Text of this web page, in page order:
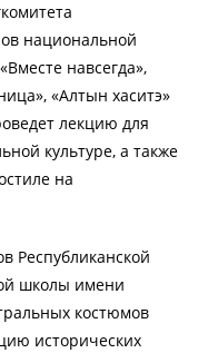
национальной
навсегда»,
«Алтын хаситэ»
лекцию для
культуре, а также
на
Республиканской
школы имени
костюмов
исторических